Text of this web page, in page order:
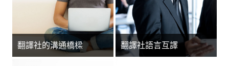
翻譯社的溝通橋樑 翻譯社語言互譯